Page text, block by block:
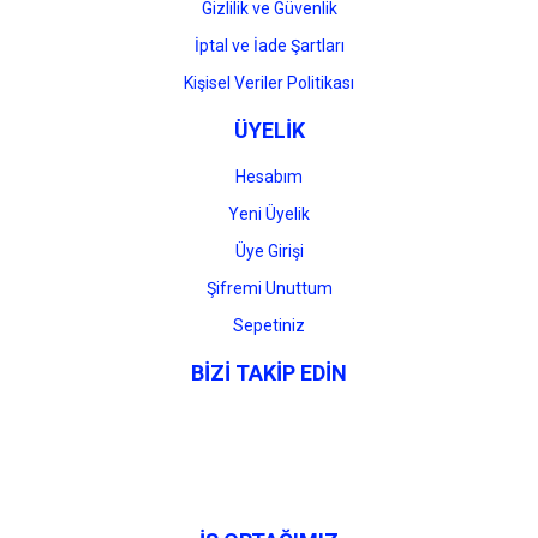
Gizlilik ve Güvenlik
İptal ve İade Şartları
Kişisel Veriler Politikası
ÜYELİK
Hesabım
Yeni Üyelik
Üye Girişi
Şifremi Unuttum
Sepetiniz
BİZİ TAKİP EDİN